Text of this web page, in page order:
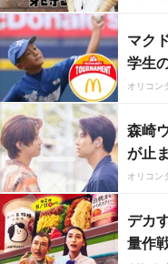
マク
学生
オリコン
森崎
が止
オリコン
デカ
量作